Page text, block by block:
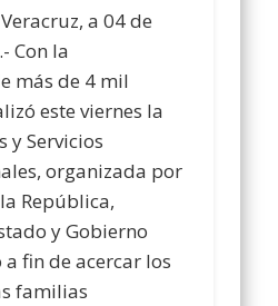
a 04 de
Con la
más de 4 mil
este viernes la
y Servicios
organizada por
República,
y Gobierno
fin de acercar los
familias